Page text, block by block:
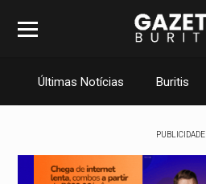
Últimas Notícias Buritis
PUBLICIDADE